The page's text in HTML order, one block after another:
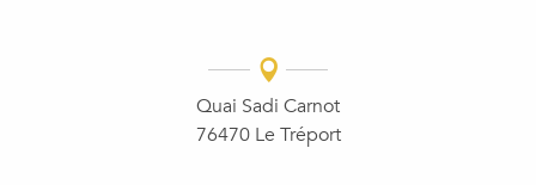
Quai Sadi Carnot
76470 Le Tréport